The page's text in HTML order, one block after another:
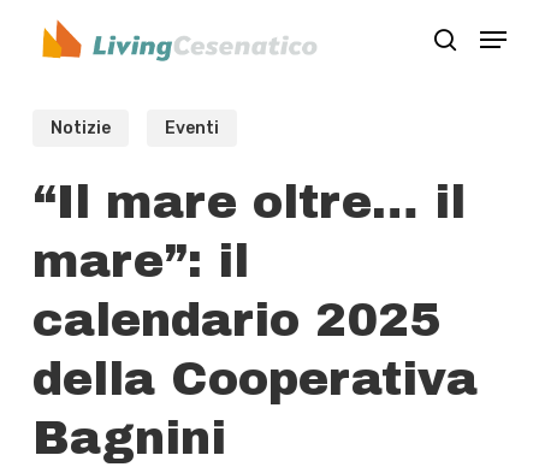
search
Menu
Notizie Eventi
“Il mare oltre… il
mare”: il
calendario 2025
della Cooperativa
Bagnini